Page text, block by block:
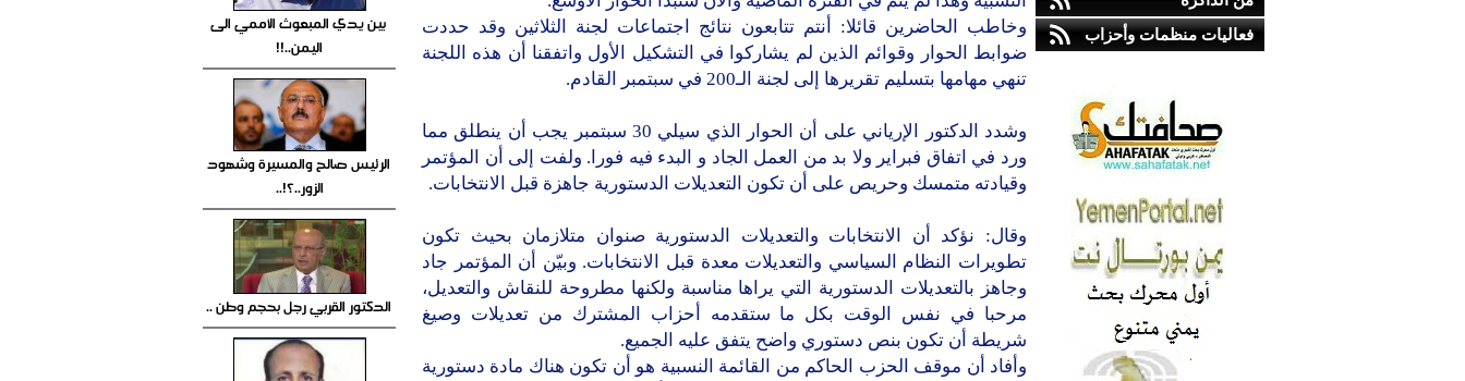
فعاليات منظمات وأحزاب
وخاطب الحاضرين قائلا: أنتم تتابعون نتائج اجتماعات لجنة الثلاثين وقد حددت
ضوابط الحوار وقوائم الذين لم يشاركوا في التشكيل الأول واتفقنا أن هذه اللجنة
تنهي مهامها بتسليم تقريرها إلى لجنة الـ200 في سبتمبر القادم.
وشدد الدكتور الإرياني على أن الحوار الذي سيلي 30 سبتمبر يجب أن ينطلق مما
ورد في اتفاق فبراير ولا بد من العمل الجاد و البدء فيه فورا. ولفت إلى أن المؤتمر
وقيادته متمسك وحريص على أن تكون التعديلات الدستورية جاهزة قبل الانتخابات.
وقال: نؤكد أن الانتخابات والتعديلات الدستورية صنوان متلازمان بحيث تكون
تطويرات النظام السياسي والتعديلات معدة قبل الانتخابات. وبيّن أن المؤتمر جاد
وجاهز بالتعديلات الدستورية التي يراها مناسبة ولكنها مطروحة للنقاش والتعديل،
مرحبا في نفس الوقت بكل ما ستقدمه أحزاب المشترك من تعديلات وصيغ
شريطة أن تكون بنص دستوري واضح يتفق عليه الجميع.
وأفاد أن موقف الحزب الحاكم من القائمة النسبية هو أن تكون هناك مادة دستورية
بين يدي المبعوث الأممي الى
اليمن..!!
الرئيس صالح والمسيرة وشهود
الزور..؟!..
الدكتور القربي رجل بحجم وطن ..